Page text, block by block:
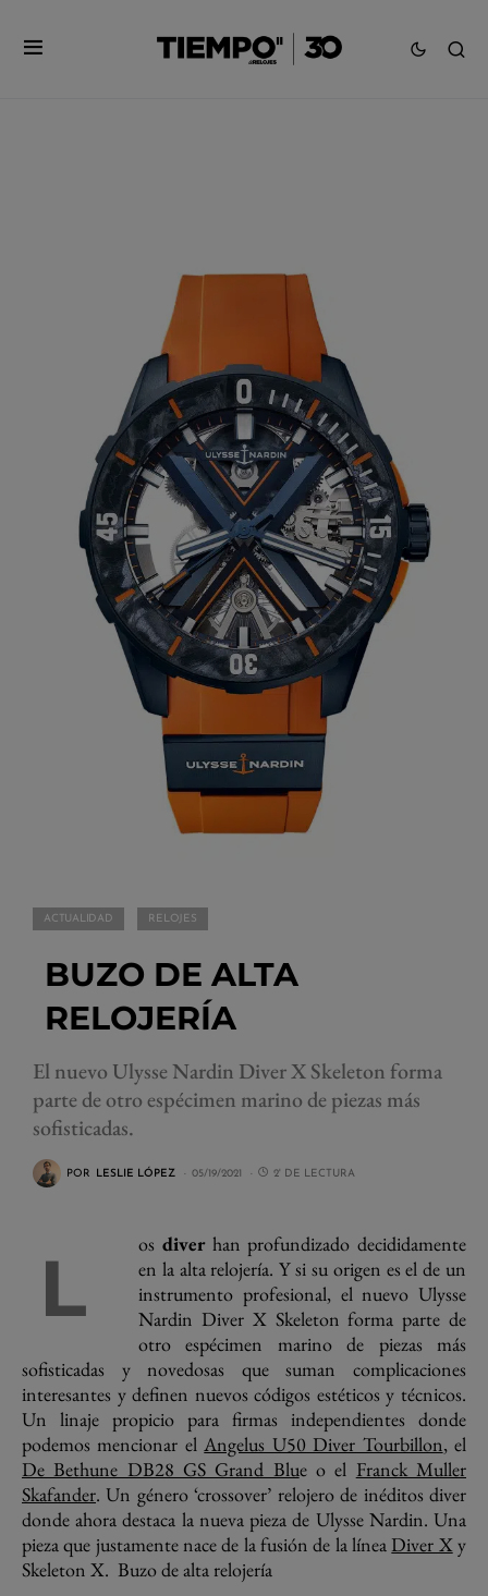
ACTUALIDAD RELOJES
BUZO DE ALTA
RELOJERÍA
El nuevo Ulysse Nardin Diver X Skeleton forma
parte de otro espécimen marino de piezas más
sofisticadas.
POR LESLIE LÓPEZ 05/19/2021 2' DE LECTURA
L os diverhan profundizado decididamente
en la alta relojería. Y si su origen es el de un
instrumento profesional, el nuevo Ulysse
Nardin Diver X Skeleton forma parte de
otro espécimen marino de piezas más
sofisticadas y novedosas que suman complicaciones
interesantes y definen nuevos códigos estéticos y técnicos.
Un linaje propicio para firmas independientes donde
podemos mencionar elAngelus U50 Diver Tourbillon, el
De Bethune DB28 GS Grand Blue o el Franck Muller
Skafander. Un género ‘crossover’ relojero de inéditos diver
donde ahora destaca la nueva pieza de Ulysse Nardin. Una
pieza que justamente nace de la fusión de la línea Diver Xy
Skeleton X. Buzo de alta relojería